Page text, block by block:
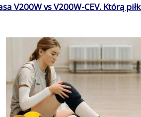
V200W vs V200W-CEV. Którą